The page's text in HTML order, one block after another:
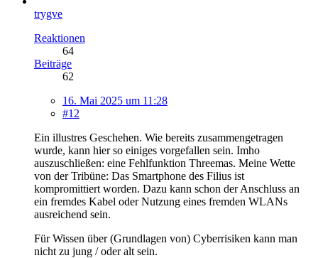
trygve
Reaktionen
64
Beiträge
62
16. Mai 2025 um 11:28
#12
Ein illustres Geschehen. Wie bereits zusammengetragen
wurde, kann hier so einiges vorgefallen sein. Imho
auszuschließen: eine Fehlfunktion Threemas. Meine Wette
von der Tribüne: Das Smartphone des Filius ist
kompromittiert worden. Dazu kann schon der Anschluss an
ein fremdes Kabel oder Nutzung eines fremden WLANs
ausreichend sein.
Für Wissen über (Grundlagen von) Cyberrisiken kann man
nicht zu jung / oder alt sein.